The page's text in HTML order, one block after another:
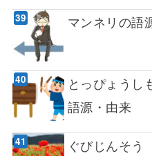
マンネリの語
とっぴょうし
語源・由来
ぐびじんそう